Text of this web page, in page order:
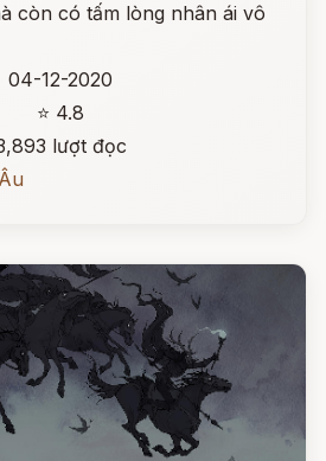
còn có tấm lòng nhân ái vô
04-12-2020
⭐ 4.8
lượt đọc